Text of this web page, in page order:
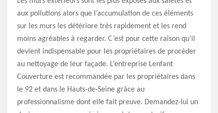
aux pollutions alors que l’accumulation de ces éléments
sur les murs les détériore très rapidement et les rend
moins agréables à regarder. C’est pour cette raison qu’il
devient indispensable pour les propriétaires de procéder
au nettoyage de leur façade. L’entreprise Lenfant
Couverture est recommandée par les propriétaires dans
le 92 et dans le Hauts-de-Seine grâce au
professionnalisme dont elle fait preuve. Demandez-lui un